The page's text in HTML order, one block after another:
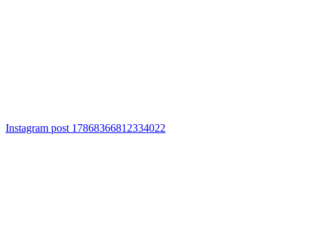
Instagram post 17868366812334022